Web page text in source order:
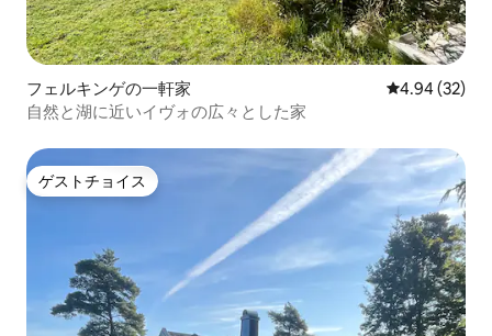
フェルキンゲの一軒家 レビュー32
4.94 (32)
自然と湖に近いイヴォの広々とした家
ゲストチョイス
ゲストチョイス